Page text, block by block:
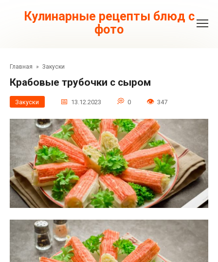
контентуКулинарные рецепты блюд с
фото
Главная » Закуски
Крабовые трубочки с сыром
Закуски 13.12.2023 0 347